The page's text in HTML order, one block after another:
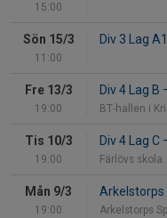
15:00
Sön 15/3
11:00
Div 3 Lag A1
Fre 13/3
19:00
Div 4 Lag B
BT-hallen i
Tis 10/3
19:00
Div 4 Lag C
Färlövs skola.
Mån 9/3
19:00
Arkelstorps
Arkelstorps